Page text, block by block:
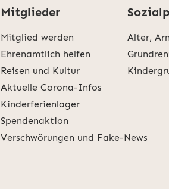
Mitglieder
Mitglied werden
Ehrenamtlich helfen
Reisen und Kultur
Aktuelle Corona-Infos
Kinderferienlager
Spendenaktion
Verschwörungen und Fake-News
Alter,